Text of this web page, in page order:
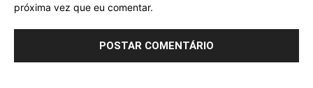
próxima vez que eu comentar.